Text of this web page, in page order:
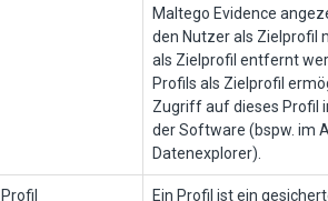
Maltego Evidence
den Nutzer als Zielprofil
als Zielprofil entfernt
Profils als Zielprofil
Zugriff auf dieses Profil
der Software (bspw. im
Datenexplorer).
Profil
Ein Profil ist ein